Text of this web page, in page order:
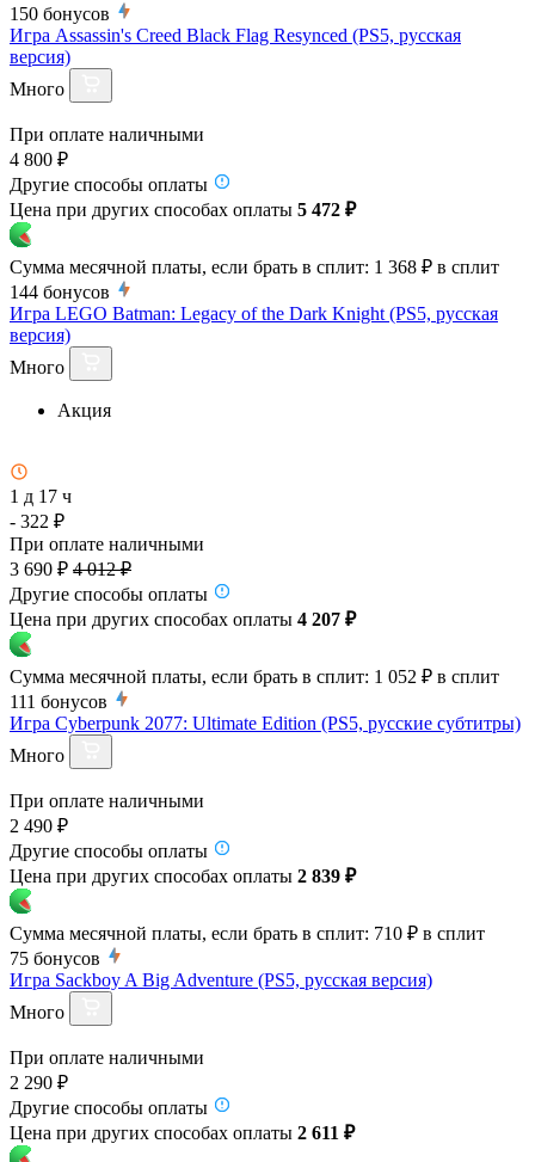
150 бонусов
Игра Assassin's Creed Black Flag Resynced (PS5, русская
версия)
Много
При оплате наличными
4 800 ₽
Другие способы оплаты
Цена при других способах оплаты 5 472 ₽
Сумма месячной платы, если брать в сплит: 1 368 ₽ в сплит
144 бонусов
Игра LEGO Batman: Legacy of the Dark Knight (PS5, русская
версия)
Много
Акция
1 д 17 ч
- 322 ₽
При оплате наличными
3 690 ₽ 4 012 ₽
Другие способы оплаты
Цена при других способах оплаты 4 207 ₽
Сумма месячной платы, если брать в сплит: 1 052 ₽ в сплит
111 бонусов
Игра Cyberpunk 2077: Ultimate Edition (PS5, русские субтитры)
Много
При оплате наличными
2 490 ₽
Другие способы оплаты
Цена при других способах оплаты 2 839 ₽
Сумма месячной платы, если брать в сплит: 710 ₽ в сплит
75 бонусов
Игра Sackboy A Big Adventure (PS5, русская версия)
Много
При оплате наличными
2 290 ₽
Другие способы оплаты
Цена при других способах оплаты 2 611 ₽